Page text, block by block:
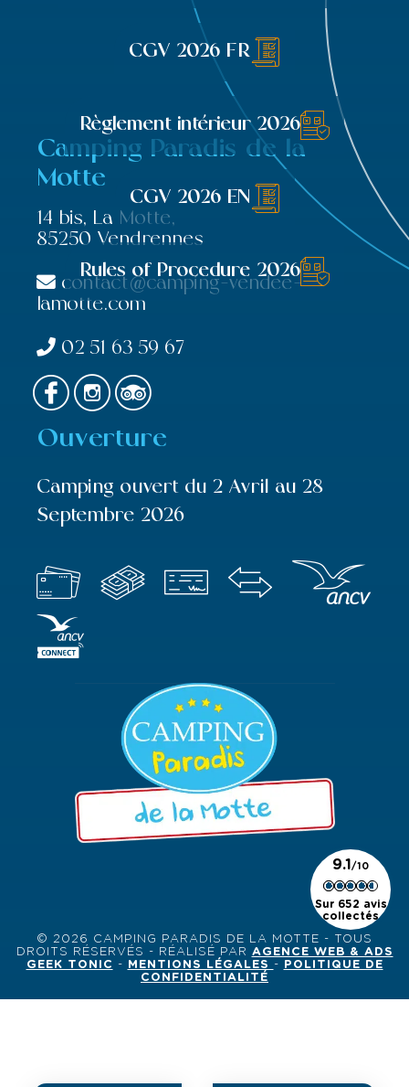
CGV 2026 FR
Règlement intérieur 2026
CGV 2026 EN
Rules of Procedure 2026
Camping Paradis de la
Motte
14 bis, La Motte,
85250 Vendrennes
contact@camping-vendee-
lamotte.com
02 51 63 59 67
Ouverture
Camping ouvert du 2 Avril au 28
Septembre 2026
© 2026 CAMPING PARADIS DE LA MOTTE - TOUS
DROITS RÉSERVÉS - RÉALISÉ PAR AGENCE WEB & ADS
GEEK TONIC
- MENTIONS LÉGALES - POLITIQUE DE
CONFIDENTIALITÉ
9.1
Sur 652 avis
collectés